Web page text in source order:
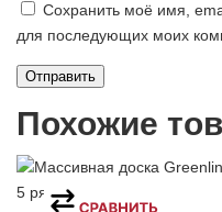
Сохранить моё имя,
для последующих моих
Похожие